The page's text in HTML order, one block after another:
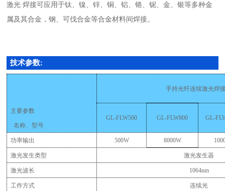
激光 焊接可应用于钛、镍、锌、铜、铝、铬、铌、金、银等多种金
属及其合金，钢、可伐合金等合金材料间焊接。
技术参数:
主要参数
名称、型号
手持光纤连续激光焊
GL-FLW500 GL-FLW800 GL-
功率输出 500W 8000W
激光发生类型 激光发生器
激光波长 1064nm
工作方式 连续光